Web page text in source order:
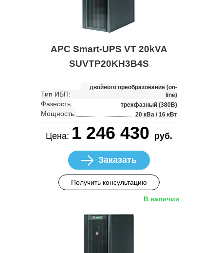
APC Smart-UPS VT 20kVA
SUVTP20KH3B4S
Тип ИБП:
двойного преобразования (on-
line)
Фазность: трехфазный (380В)
Мощность: 20 кВа / 16 кВт
Цена: 1 246 430 руб.
Заказать
Получить консультацию
В наличии